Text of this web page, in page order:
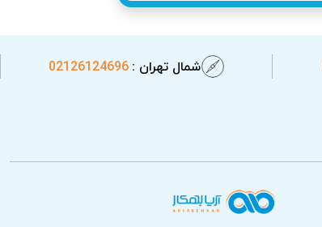
شمال تهران :02126124696